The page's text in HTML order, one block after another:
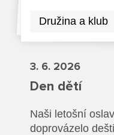
Rozvrhy SŠ
Dokumenty SŠ
Kontakty SŠ
Družina a klub
3. 6. 2026
Den dětí
Naši letošní
doprovázelo